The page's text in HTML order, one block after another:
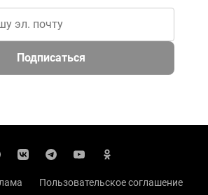
Подписаться
Пользовательское соглашение